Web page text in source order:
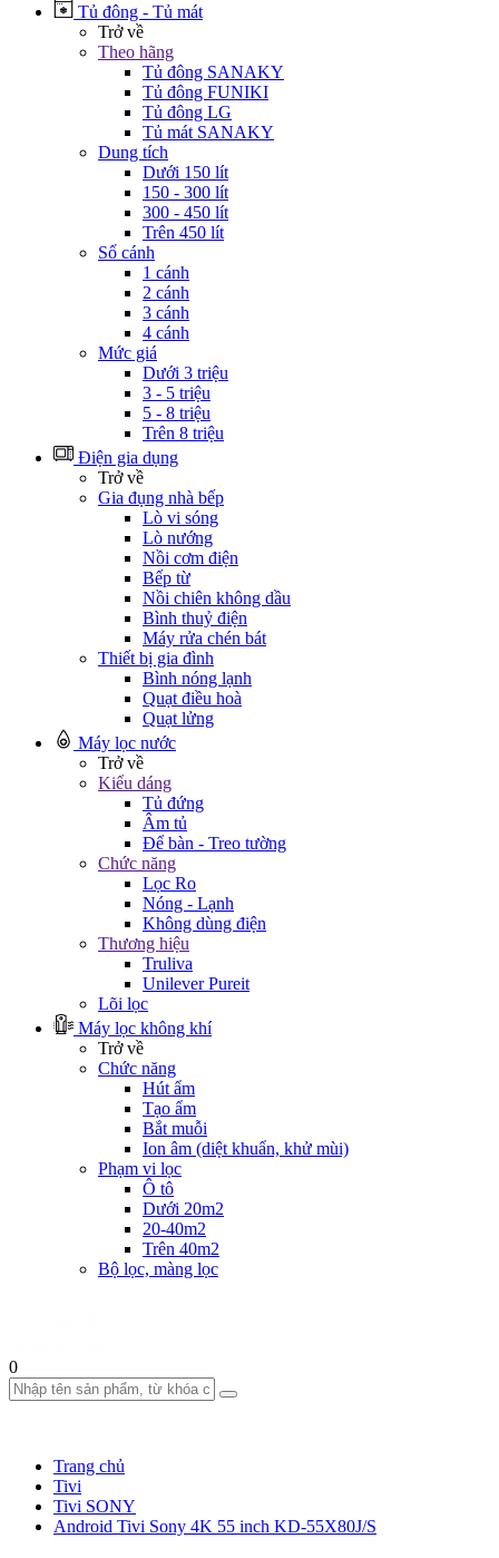
Tủ đông - Tủ mát
Trở về
Theo hãng
Tủ đông SANAKY
Tủ đông FUNIKI
Tủ đông LG
Tủ mát SANAKY
Dung tích
Dưới 150 lít
150 - 300 lít
300 - 450 lít
Trên 450 lít
Số cánh
1 cánh
2 cánh
3 cánh
4 cánh
Mức giá
Dưới 3 triệu
3 - 5 triệu
5 - 8 triệu
Trên 8 triệu
Điện gia dụng
Trở về
Gia đụng nhà bếp
Lò vi sóng
Lò nướng
Nồi cơm điện
Bếp từ
Nồi chiên không dầu
Bình thuỷ điện
Máy rửa chén bát
Thiết bị gia đình
Bình nóng lạnh
Quạt điều hoà
Quạt lửng
Máy lọc nước
Trở về
Kiểu dáng
Tủ đứng
Âm tủ
Để bàn - Treo tường
Chức năng
Lọc Ro
Nóng - Lạnh
Không dùng điện
Thương hiệu
Truliva
Unilever Pureit
Lõi lọc
Máy lọc không khí
Trở về
Chức năng
Hút ẩm
Tạo ẩm
Bắt muỗi
Ion âm (diệt khuẩn, khử mùi)
Phạm vi lọc
Ô tô
Dưới 20m2
20-40m2
Trên 40m2
Bộ lọc, màng lọc
0
Trang chủ
Tivi
Tivi SONY
Android Tivi Sony 4K 55 inch KD-55X80J/S